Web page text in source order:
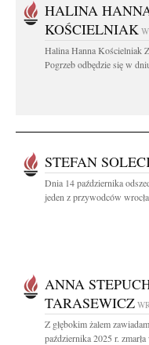
HALINA
KOŚCIELNIAK
Halina Hanna Kościelniak
Pogrzeb odbędzie się w
STEFAN
Dnia 14 października
jeden z przywodców
ANNA
TARASEWICZ
Z głębokim żalem
października 2025 r.